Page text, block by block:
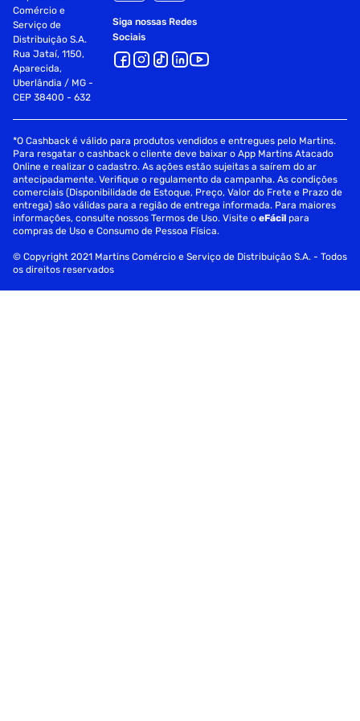
Comércio e
Serviço de
Distribuição S.A.
Rua Jataí, 1150,
Aparecida,
Uberlândia / MG -
CEP 38400 - 632
Siga nossas Redes
Sociais
*O Cashback é válido para produtos vendidos e entregues pelo Martins.
Para resgatar o cashback o cliente deve baixar o App Martins Atacado
Online e realizar o cadastro. As ações estão sujeitas a saírem do ar
antecipadamente. Verifique o regulamento da campanha. As condições
comerciais (Disponibilidade de Estoque, Preço, Valor do Frete e Prazo de
entrega) são válidas para a região de entrega informada. Para maiores
informações, consulte nossos Termos de Uso. Visite oeFácil para
compras de Uso e Consumo de Pessoa Física.
© Copyright 2021 Martins Comércio e Serviço de Distribuição S.A. - Todos
os direitos reservados